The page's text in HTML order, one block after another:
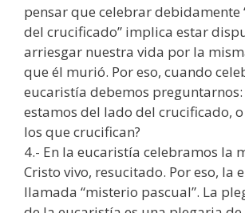
pensar que celebrar debidamente
del crucificado” implica estar
arriesgar nuestra vida por la
que él murió. Por eso, cuando
eucaristía debemos preguntarnos:
estamos del lado del crucificado,
los que crucifican?
4.- En la eucaristía celebramos la
Cristo vivo, resucitado. Por eso, la
llamada “misterio pascual”. La